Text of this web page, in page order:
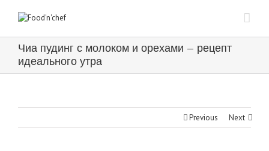
Чиа пудинг с молоком и орехами — рецепт
идеального утра
Previous Next